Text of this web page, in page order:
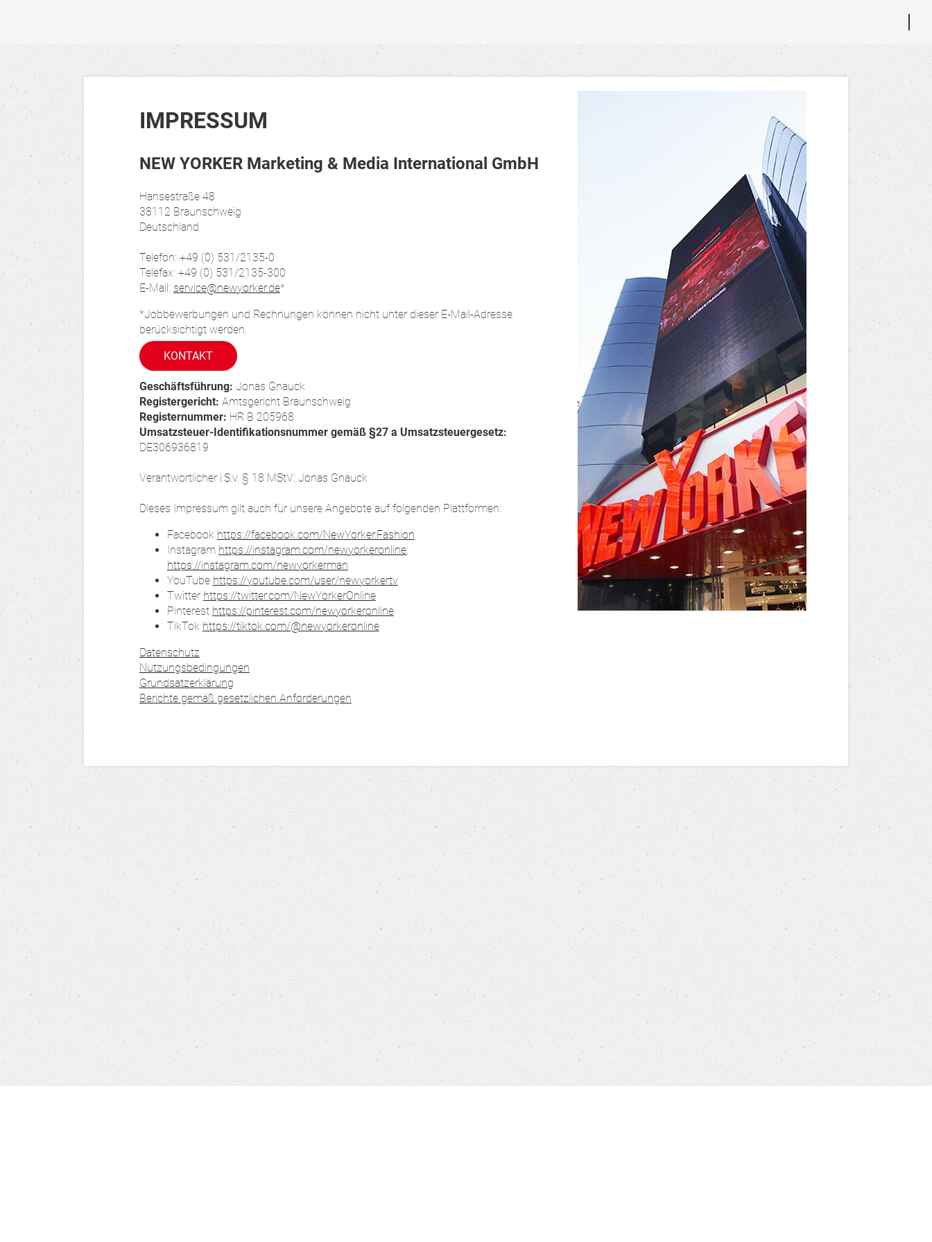
IMPRESSUM
NEW YORKER Marketing & Media International GmbH
Hansestraße 48
38112 Braunschweig
Deutschland
Telefon: +49 (0) 531/2135-0
Telefax: +49 (0) 531/2135-300
E-Mail: service@newyorker.de*
*Jobbewerbungen und Rechnungen können nicht unter dieser E-Mail-Adresse
berücksichtigt werden.
KONTAKT
Geschäftsführung: Jonas Gnauck
Registergericht: Amtsgericht Braunschweig
Registernummer: HR B 205968
Umsatzsteuer-Identifikationsnummer gemäß §27 a Umsatzsteuergesetz:
DE306936819
Verantwortlicher i.S.v. § 18 MStV: Jonas Gnauck
Dieses Impressum gilt auch für unsere Angebote auf folgenden Plattformen:
Facebook https://facebook.com/NewYorker.Fashion
Instagram https://instagram.com/newyorkeronline;
https://instagram.com/newyorkerman
YouTube https://youtube.com/user/newyorkertv
Twitter https://twitter.com/NewYorkerOnline
Pinterest https://pinterest.com/newyorkeronline
TikTok https://tiktok.com/@newyorkeronline
Datenschutz
Nutzungsbedingungen
Grundsatzerklärung
Berichte gemäß gesetzlichen Anforderungen